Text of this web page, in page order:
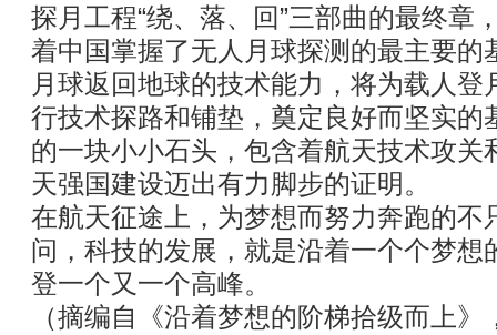
探月工程“绕、落、回”三部曲的最终章
着中国掌握了无人月球探测的最主要的
月球返回地球的技术能力，将为载人
行技术探路和铺垫，奠定良好而坚实的
的一块小小石头，包含着航天技术攻关
天强国建设迈出有力脚步的证明。
在航天征途上，为梦想而努力奔跑的不
问，科技的发展，就是沿着一个个梦想
登一个又一个高峰。
（摘编自《沿着梦想的阶梯拾级而上